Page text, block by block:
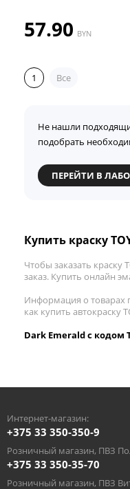
57.90 BYN
1 Все
Не нашли
подобрать
ПЕРЕЙТИ В
Купить краску
Чтобы заказать краску
заказ. Купить онлайн
Информация о товарах
как купить автокраску
Dark Emerald с кодом
Интернет-магазин:
+375 33 350-350-9
Розничный магазин, ПВЗ
+375 33 350-35-70
Розничный магазин, ПВЗ